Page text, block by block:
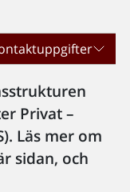
Privat –
Läs mer om
sidan, och